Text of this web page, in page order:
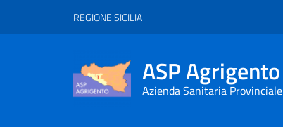
REGIONE SICILIA
ASP Agrigento
Azienda Sanitaria Provinciale